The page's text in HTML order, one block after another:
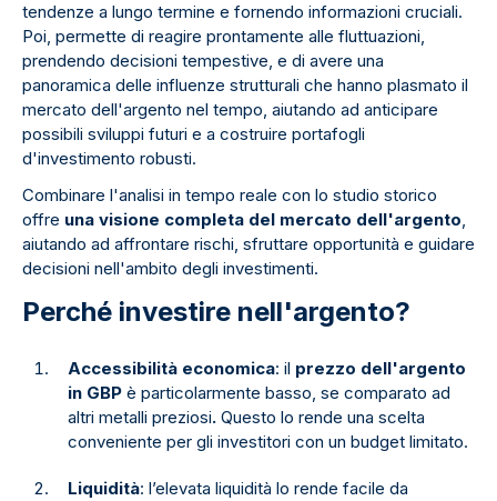
tendenze a lungo termine e fornendo informazioni cruciali.
Poi, permette di reagire prontamente alle fluttuazioni,
prendendo decisioni tempestive, e di avere una
panoramica delle influenze strutturali che hanno plasmato il
mercato dell'argento nel tempo, aiutando ad anticipare
possibili sviluppi futuri e a costruire portafogli
d'investimento robusti.
Combinare l'analisi in tempo reale con lo studio storico
offre una visione completa del mercato dell'argento,
aiutando ad affrontare rischi, sfruttare opportunità e guidare
decisioni nell'ambito degli investimenti.
Perché investire nell'argento?
Accessibilità economica: il prezzo dell'argento
in GBP è particolarmente basso, se comparato ad
altri metalli preziosi. Questo lo rende una scelta
conveniente per gli investitori con un budget limitato.
Liquidità: l’elevata liquidità lo rende facile da